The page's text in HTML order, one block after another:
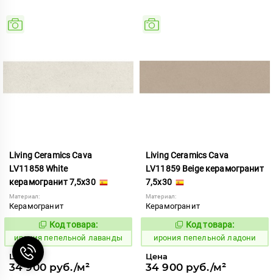
Living Ceramics Cava
LV11858 White
керамогранит 7,5x30
Материал:
Керамогранит
1102541
Код товара:
ирония пепельной лаванды
Цена
34 900 руб./м²
Living Ceramics Cava
LV11859 Beige керамогранит
7,5x30
Материал:
Керамогранит
1102542
Код товара:
ирония пепельной ладони
Цена
34 900 руб./м²